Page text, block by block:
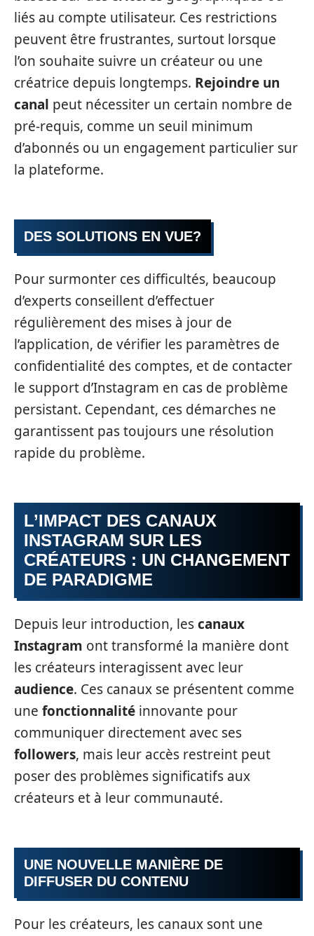
liés au compte utilisateur. Ces restrictions
peuvent être frustrantes, surtout lorsque
l’on souhaite suivre un créateur ou une
créatrice depuis longtemps. Rejoindre un
canal peut nécessiter un certain nombre de
pré-requis, comme un seuil minimum
d’abonnés ou un engagement particulier sur
la plateforme.
DES SOLUTIONS EN VUE?
Pour surmonter ces difficultés, beaucoup
d’experts conseillent d’effectuer
régulièrement des mises à jour de
l’application, de vérifier les paramètres de
confidentialité des comptes, et de contacter
le support d’Instagram en cas de problème
persistant. Cependant, ces démarches ne
garantissent pas toujours une résolution
rapide du problème.
L’IMPACT DES CANAUX
INSTAGRAM SUR LES
CRÉATEURS : UN CHANGEMENT
DE PARADIGME
Depuis leur introduction, lescanaux
Instagram ont transformé la manière dont
les créateurs interagissent avec leur
audience. Ces canaux se présentent comme
une fonctionnalité innovante pour
communiquer directement avec ses
followers, mais leur accès restreint peut
poser des problèmes significatifs aux
créateurs et à leur communauté.
UNE NOUVELLE MANIÈRE DE
DIFFUSER DU CONTENU
Pour les créateurs, les canaux sont une